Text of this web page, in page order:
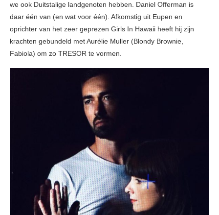
we ook Duitstalige landgenoten hebben. Daniel Offerman is
daar één van (en wat voor één). Afkomstig uit Eupen en
oprichter van het zeer geprezen Girls In Hawaii heeft hij zijn
krachten gebundeld met Aurélie Muller (Blondy Brownie,
Fabiola) om zo TRESOR te vormen.